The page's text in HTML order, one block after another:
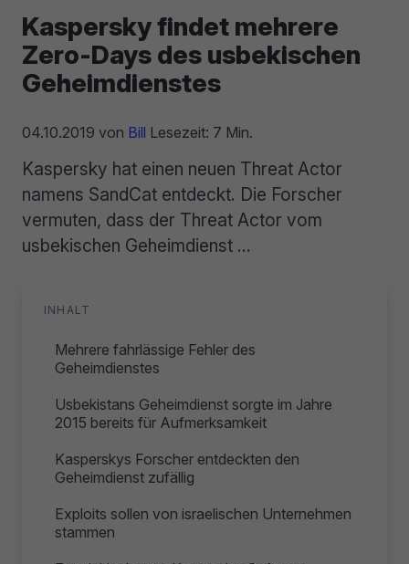
Kaspersky findet mehrere
Zero-Days des usbekischen
Geheimdienstes
04.10.2019 von Bill Lesezeit: 7 Min.
Kaspersky hat einen neuen Threat Actor
namens SandCat entdeckt. Die Forscher
vermuten, dass der Threat Actor vom
usbekischen Geheimdienst ...
INHALT
Mehrere fahrlässige Fehler des
Geheimdienstes
Usbekistans Geheimdienst sorgte im Jahre
2015 bereits für Aufmerksamkeit
Kasperskys Forscher entdeckten den
Geheimdienst zufällig
Exploits sollen von israelischen Unternehmen
stammen